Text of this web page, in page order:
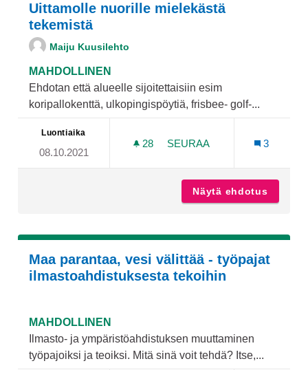
Uittamolle nuorille mielekästä
tekemistä
Maiju Kuusilehto
MAHDOLLINEN
Ehdotan että alueelle sijoitettaisiin esim
koripallokenttä, ulkopingispöytiä, frisbee- golf-...
Luontiaika
08.10.2021
28 28 SEURAAJAA
SEURAA
3
Näytä ehdotus
Maa parantaa, vesi välittää - työpajat
ilmastoahdistuksesta tekoihin
MAHDOLLINEN
Ilmasto- ja ympäristöahdistuksen muuttaminen
työpajoiksi ja teoiksi. Mitä sinä voit tehdä? Itse,...